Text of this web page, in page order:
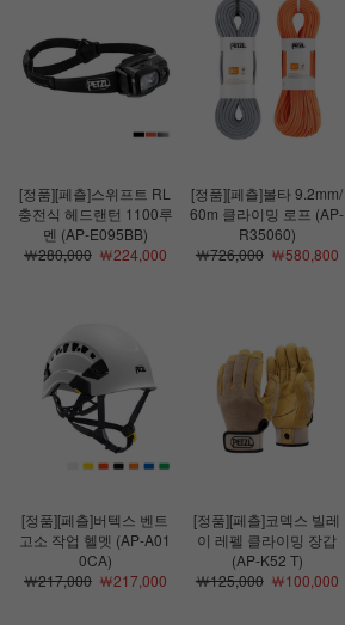
[정품][페츨]스위프트 RL
충전식 헤드랜턴 1100루
멘 (AP-E095BB)
￦280,000￦224,000
[정품][페츨]볼타 9.2mm/
60m 클라이밍 로프 (AP-
R35060)
￦726,000￦580,800
[정품][페츨]버텍스 벤트
고소 작업 헬멧 (AP-A01
0CA)
￦217,000￦217,000
[정품][페츨]코덱스 빌레
이 레펠 클라이밍 장갑
(AP-K52 T)
￦125,000￦100,000